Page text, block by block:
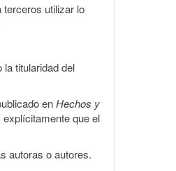
terceros utilizar lo
titularidad del
enHechos y
que el
autoras o autores.